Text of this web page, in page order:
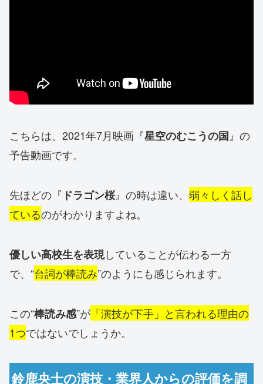
こちらは、2021年7月映画『星空のむこうの国 』の
予告動画です。
先ほどの『 ドラゴン桜』の時は違い、 弱々しく話し
ているのがわかりますよね。
優しい高校生を表現していることが伝わる一方
で、“台詞が棒読み”のようにも感じられます。
この“棒読み感”が 「演技が下手」と言われる理由の
1つではないでしょうか。
鈴鹿央士の演技・業界人からの評価を調